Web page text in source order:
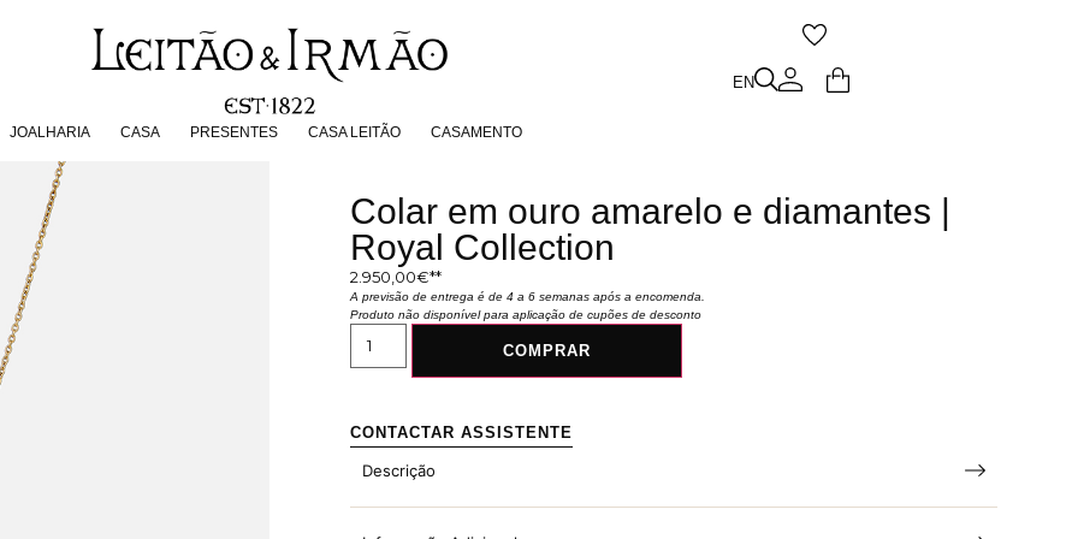
JOALHARIA CASA PRESENTES CASA LEITÃO CASAMENTO
EN
PRESENTES CASA LEITÃO
Colar em ouro amarelo e diamantes |
Royal Collection
2.950,00€
A previsão de entrega é de 4 a 6 semanas após a encomenda.
Produto não disponível para aplicação de cupões de desconto
COMPRAR
CONTACTAR ASSISTENTE
Descrição